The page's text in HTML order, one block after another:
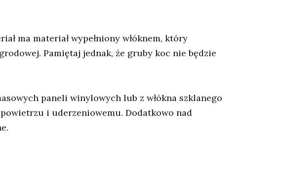
ma materiał wypełniony włóknem, który
Pamiętaj jednak, że gruby koc nie będzie
paneli winylowych lub z włókna szklanego
i uderzeniowemu. Dodatkowo nad